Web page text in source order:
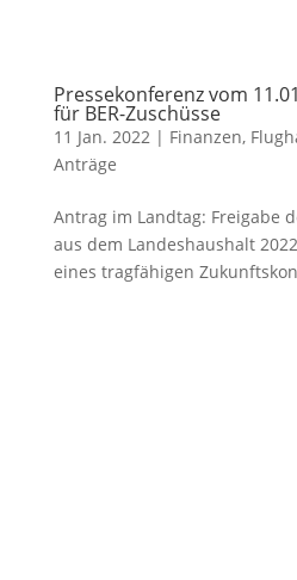
Pressekonferenz vom
für BER-Zuschüsse
11 Jan. 2022| Finanzen,
Anträge
Antrag im Landtag: Freigabe
aus dem Landeshaushalt
eines tragfähigen